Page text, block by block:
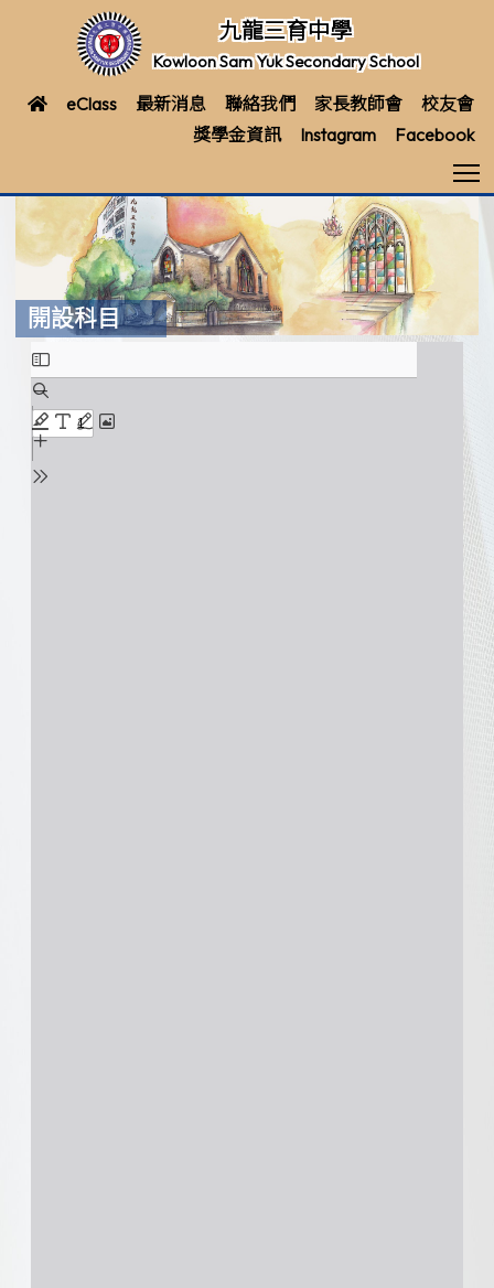
九龍三育中學
Kowloon Sam Yuk Secondary School
eClass 最新消息 聯絡我們 家長教師會
校友會
獎學金資訊
Instagram Facebook
開設科目